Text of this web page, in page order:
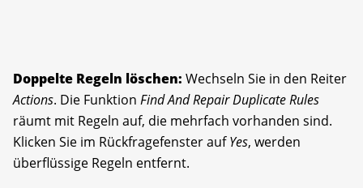
Doppelte Regeln löschen: Wechseln Sie in den Reiter
Actions. Die Funktion Find And Repair Duplicate Rules
räumt mit Regeln auf, die mehrfach vorhanden sind.
Klicken Sie im Rückfragefenster aufYes, werden
überflüssige Regeln entfernt.